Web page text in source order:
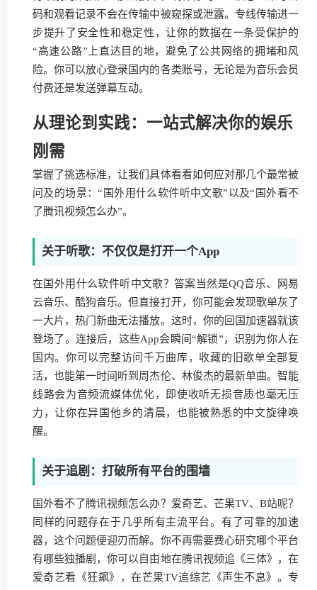
码和观看记录不会在传输中被窥探或泄露。专线传输进一
步提升了安全性和稳定性，让你的数据在一条受保护的
“高速公路”上直达目的地，避免了公共网络的拥堵和风
险。你可以放心登录国内的各类账号，无论是为音乐会员
付费还是发送弹幕互动。
从理论到实践：一站式解决你的娱乐
刚需
掌握了挑选标准，让我们具体看看如何应对那几个最常被
问及的场景：“国外用什么软件听中文歌”以及“国外看不
了腾讯视频怎么办”。
关于听歌：不仅仅是打开一个App
在国外用什么软件听中文歌？答案当然是QQ音乐、网易
云音乐、酷狗音乐。但直接打开，你可能会发现歌单灰了
一大片，热门新曲无法播放。这时，你的回国加速器就该
登场了。连接后，这些App会瞬间“解锁”，识别为你人在
国内。你可以完整访问千万曲库，收藏的旧歌单全部复
活，也能第一时间听到周杰伦、林俊杰的最新单曲。智能
线路会为音频流媒体优化，即使收听无损音质也毫无压
力，让你在异国他乡的清晨，也能被熟悉的中文旋律唤
醒。
关于追剧：打破所有平台的围墙
国外看不了腾讯视频怎么办？爱奇艺、芒果TV、B站呢？
同样的问题存在于几乎所有主流平台。有了可靠的加速
器，这个问题便迎刃而解。你不再需要费心研究哪个平台
有哪些独播剧，你可以自由地在腾讯视频追《三体》，在
爱奇艺看《狂飙》，在芒果TV追综艺《声生不息》。专